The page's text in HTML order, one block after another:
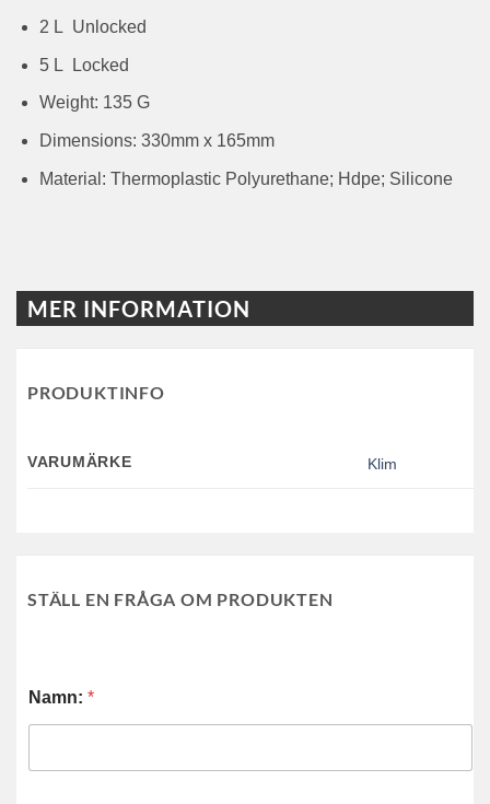
2 L Unlocked
5 L Locked
Weight: 135 G
Dimensions: 330mm x 165mm
Material: Thermoplastic Polyurethane; Hdpe; Silicone
MER INFORMATION
PRODUKTINFO
VARUMÄRKE Klim
STÄLL EN FRÅGA OM PRODUKTEN
Namn: *